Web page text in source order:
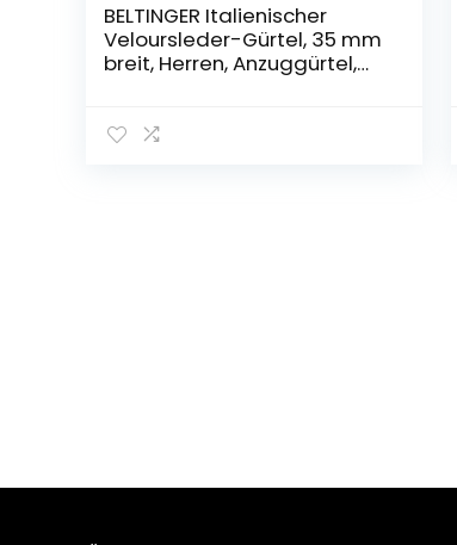
BELTINGER Italienischer
Veloursleder-Gürtel, 35 mm
breit, Herren, Anzuggürtel,